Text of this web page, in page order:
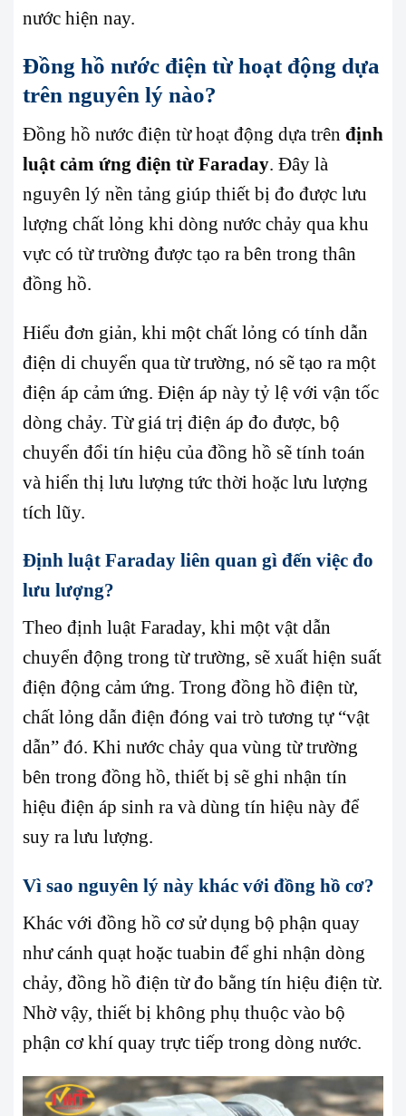
nước hiện nay.
Đồng hồ nước điện từ hoạt động dựa
trên nguyên lý nào?
Đồng hồ nước điện từhoạt động dựa trên định
luật cảm ứng điện từ Faraday. Đây là
nguyên lý nền tảng giúp thiết bị đo được lưu
lượng chất lỏng khi dòng nước chảy qua khu
vực có từ trường được tạo ra bên trong thân
đồng hồ.
Hiểu đơn giản, khi một chất lỏng có tính dẫn
điện di chuyển qua từ trường, nó sẽ tạo ra một
điện áp cảm ứng. Điện áp này tỷ lệ với vận tốc
dòng chảy. Từ giá trị điện áp đo được, bộ
chuyển đổi tín hiệu của đồng hồ sẽ tính toán
và hiển thị lưu lượng tức thời hoặc lưu lượng
tích lũy.
Định luật Faraday liên quan gì đến việc đo
lưu lượng?
Theo định luật Faraday, khi một vật dẫn
chuyển động trong từ trường, sẽ xuất hiện suất
điện động cảm ứng. Trong đồng hồ điện từ,
chất lỏng dẫn điện đóng vai trò tương tự “vật
dẫn” đó. Khi nước chảy qua vùng từ trường
bên trong đồng hồ, thiết bị sẽ ghi nhận tín
hiệu điện áp sinh ra và dùng tín hiệu này để
suy ra lưu lượng.
Vì sao nguyên lý này khác với đồng hồ cơ?
Khác với đồng hồ cơ sử dụng bộ phận quay
như cánh quạt hoặc tuabin để ghi nhận dòng
chảy, đồng hồ điện từ đo bằng tín hiệu điện từ.
Nhờ vậy, thiết bị không phụ thuộc vào bộ
phận cơ khí quay trực tiếp trong dòng nước.